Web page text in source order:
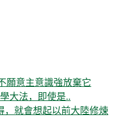
願意主意識強放棄它
大法，即使是..
，就會想起以前大陸修煉